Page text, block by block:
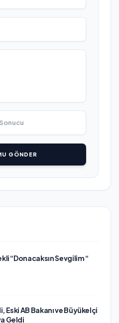
GÖNDER
“Donacaksın Sevgilim “
Eski AB Bakanı ve Büyükelçi
Geldi